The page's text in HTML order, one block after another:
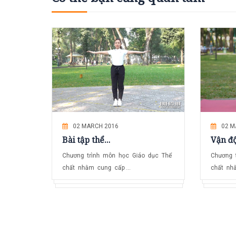
02 MARCH 2016
Bài tập thể...
Chương trình môn học Giáo dục Thể
chất nhằm cung cấp ...
02
Vận
chất